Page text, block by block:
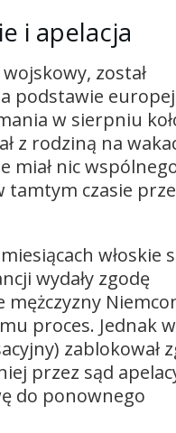
i apelacja
został
podstawie
w sierpniu
z rodziną na
miał nic
tamtym czasie
włoskie
wydały zgodę
mężczyzny
proces. Jednak
zablokował
przez sąd
do ponownego